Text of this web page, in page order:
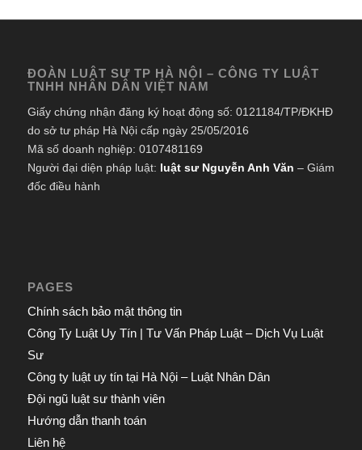
ĐOÀN LUẬT SƯ TP HÀ NỘI – CÔNG TY LUẬT
TNHH NHÂN DÂN VIỆT NAM
Giấy chứng nhận đăng ký hoạt động số: 0121184/TP/ĐKHĐ
do sở tư pháp Hà Nội cấp ngày 25/05/2016
Mã số doanh nghiệp: 0107481169
Người đại diện pháp luật: luật sư Nguyễn Anh Văn – Giám
đốc điều hành
PAGES
Chính sách bảo mật thông tin
Công Ty Luật Uy Tín | Tư Vấn Pháp Luật – Dịch Vụ Luật
Sư
Công ty luật uy tín tại Hà Nội – Luật Nhân Dân
Đội ngũ luật sư thành viên
Hướng dẫn thanh toán
Liên hệ